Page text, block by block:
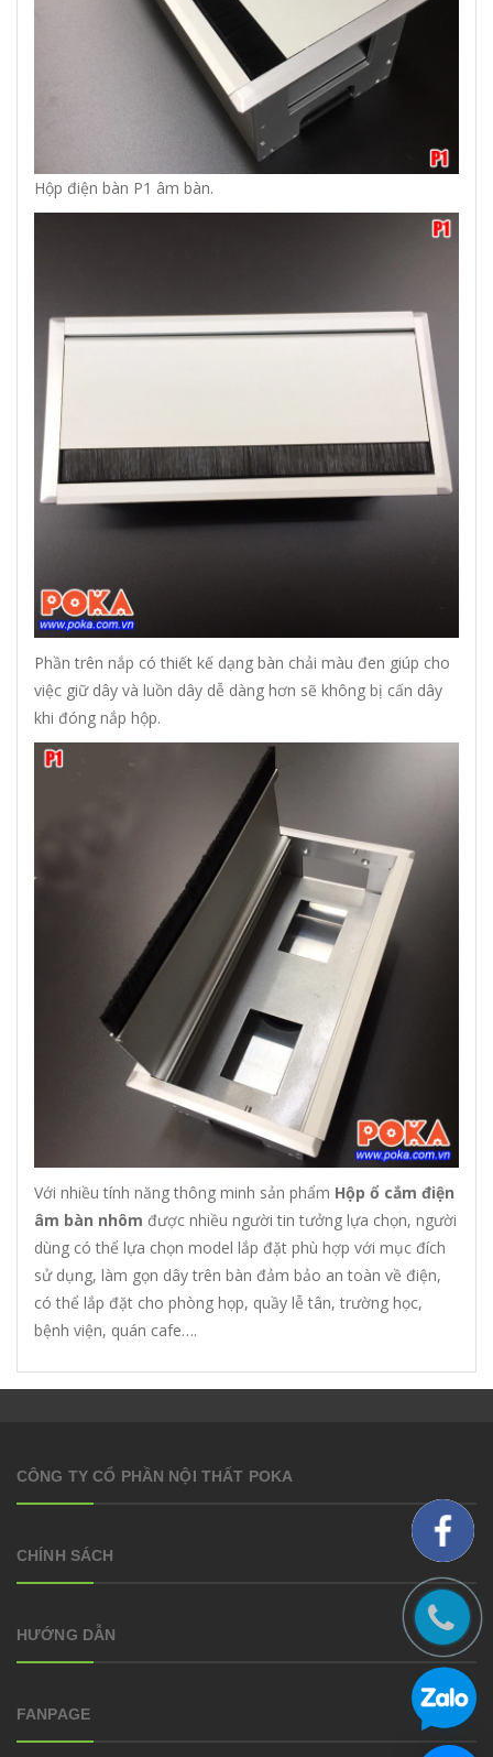
Hộp điện bàn P1 âm bàn.
Phần trên nắp có thiết kế dạng bàn chải màu đen giúp cho
việc giữ dây và luồn dây dễ dàng hơn sẽ không bị cấn dây
khi đóng nắp hộp.
Với nhiều tính năng thông minh sản phẩm Hộp ổ cắm điện
âm bàn nhôm được nhiều người tin tưởng lựa chọn, người
dùng có thể lựa chọn model lắp đặt phù hợp với mục đích
sử dụng, làm gọn dây trên bàn đảm bảo an toàn về điện,
có thể lắp đặt cho phòng họp, quầy lễ tân, trường học,
bệnh viện, quán cafe….
CÔNG TY CỔ PHẦN NỘI THẤT POKA
CHÍNH SÁCH
HƯỚNG DẪN
FANPAGE